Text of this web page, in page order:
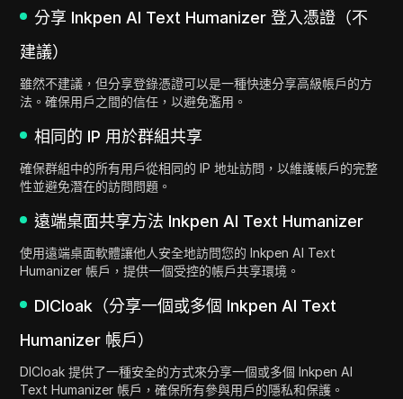
分享 Inkpen AI Text Humanizer 登入憑證（不
建議）
雖然不建議，但分享登錄憑證可以是一種快速分享高級帳戶的方
法。確保用戶之間的信任，以避免濫用。
相同的 IP 用於群組共享
確保群組中的所有用戶從相同的 IP 地址訪問，以維護帳戶的完整
性並避免潛在的訪問問題。
遠端桌面共享方法 Inkpen AI Text Humanizer
使用遠端桌面軟體讓他人安全地訪問您的 Inkpen AI Text
Humanizer 帳戶，提供一個受控的帳戶共享環境。
DICloak（分享一個或多個 Inkpen AI Text
Humanizer 帳戶）
DICloak 提供了一種安全的方式來分享一個或多個 Inkpen AI
Text Humanizer 帳戶，確保所有參與用戶的隱私和保護。